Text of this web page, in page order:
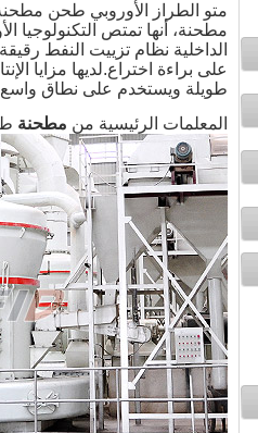
متو الطراز الأوروبي طحن
مطحنة، أنها تمتص التكنولوجيا
الداخلية نظام تزييت النفط
على براءة اختراع.لديها مزايا
طويلة ويستخدم على نطاق
المعلمات الرئيسية من مطحنة